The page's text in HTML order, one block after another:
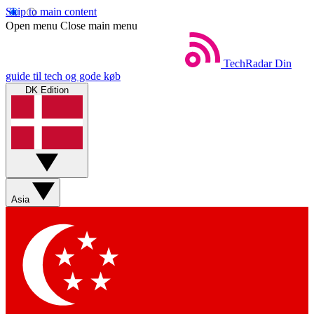
Skip to main content
Open menu Close main menu
TechRadar Din
guide til tech og gode køb
DK Edition
Asia